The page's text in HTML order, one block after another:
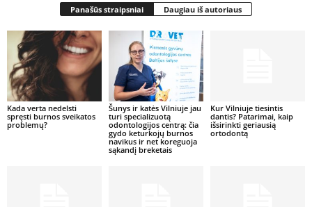
Panašūs straipsniai Daugiau iš autoriaus
Kada verta nedelsti
spręsti burnos sveikatos
problemų?
Šunys ir katės Vilniuje jau
turi specializuotą
odontologijos centrą: čia
gydo keturkojų burnos
navikus ir net koreguoja
sąkandį breketais
Kur Vilniuje tiesintis
dantis? Patarimai, kaip
išsirinkti geriausią
ortodontą